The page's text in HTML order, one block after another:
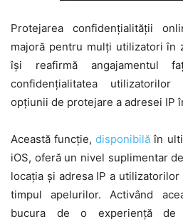
Protejarea confidențialității
majoră pentru mulți utilizatori în
își reafirmă angajamentul
confidențialitatea
opțiunii de protejare a adresei IP
Această funcție,disponibilă în
iOS, oferă un nivel suplimentar
locația și adresa IP a
timpul apelurilor. Activând
bucura de o experiență de